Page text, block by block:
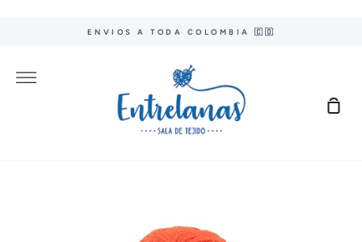
ENVIOS A TODA COLOMBIA 🇨🇴
Más